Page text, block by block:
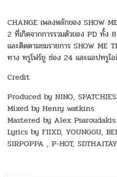
CHANGE เพลงหลักของ SHOW
2 ที่เกิดจากการรวมตัวของ PD ทั้
และติดตามชมรายการ SHOW ME
ทาง ทรูโฟร์ยู ช่อง 24 และแอปทรูไอ
Credit
Produced by NINO,
Mixed by Henry watkins
Mastered by Alex Psaroudakis
Lyrics by FIIXD, YOUNGGU,
SIRPOPPA , P-HOT,